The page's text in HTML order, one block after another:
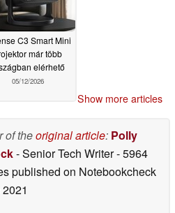
C3 Smart Mini
már több
elérhető
05/12/2026
Show more articles
of theoriginal article: Polly
- Senior Tech Writer- 5964
published on Notebookcheck